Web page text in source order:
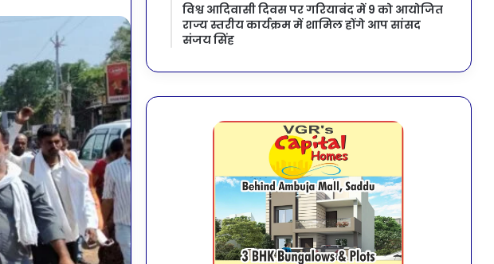
विश्व आदिवासी दिवस पर गरियाबंद में 9 को आयोजित
राज्य स्तरीय कार्यक्रम में शामिल होंगे आप सांसद
संजय सिंह